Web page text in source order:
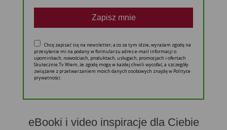
Zapisz mnie
Chcę zapisać się na newsletter, a co za tym idzie, wyrażam zgodę na
przesyłanie mi na podany w formularzu adres e-mail informacji o
upominkach, nowościach, produktach, usługach, promocjach i ofertach
Skutecznie.Tv Wiem, że zgodę mogę w każdej chwili wycofać, a szczegóły
związane z przetwarzaniem moich danych osobowych znajdę w Polityce
prywatności.
eBooki i video inspiracje dla Ciebie